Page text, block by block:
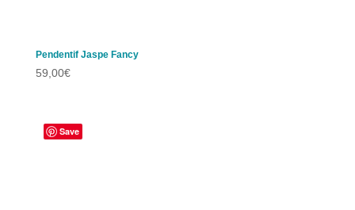
Pendentif Jaspe Fancy
59,00€
Save